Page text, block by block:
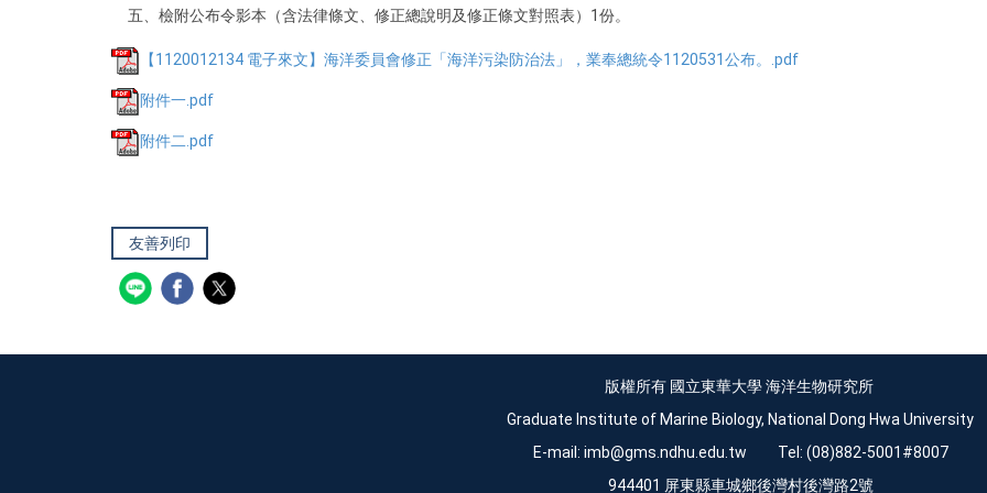
五、檢附公布令影本（含法律條文、修正總說明及修正條文對照表）1份。
【1120012134 電子來文】海洋委員會修正「海洋污染防治法」，業奉總統令1120531公布。.pdf
附件一.pdf
附件二.pdf
友善列印
版權所有 國立東華大學 海洋生物研究所
Graduate Institute of Marine Biology, National Dong Hwa University
E-mail: imb@gms.ndhu.edu.tw Tel: (08)882-5001#8007
944401 屏東縣車城鄉後灣村後灣路2號